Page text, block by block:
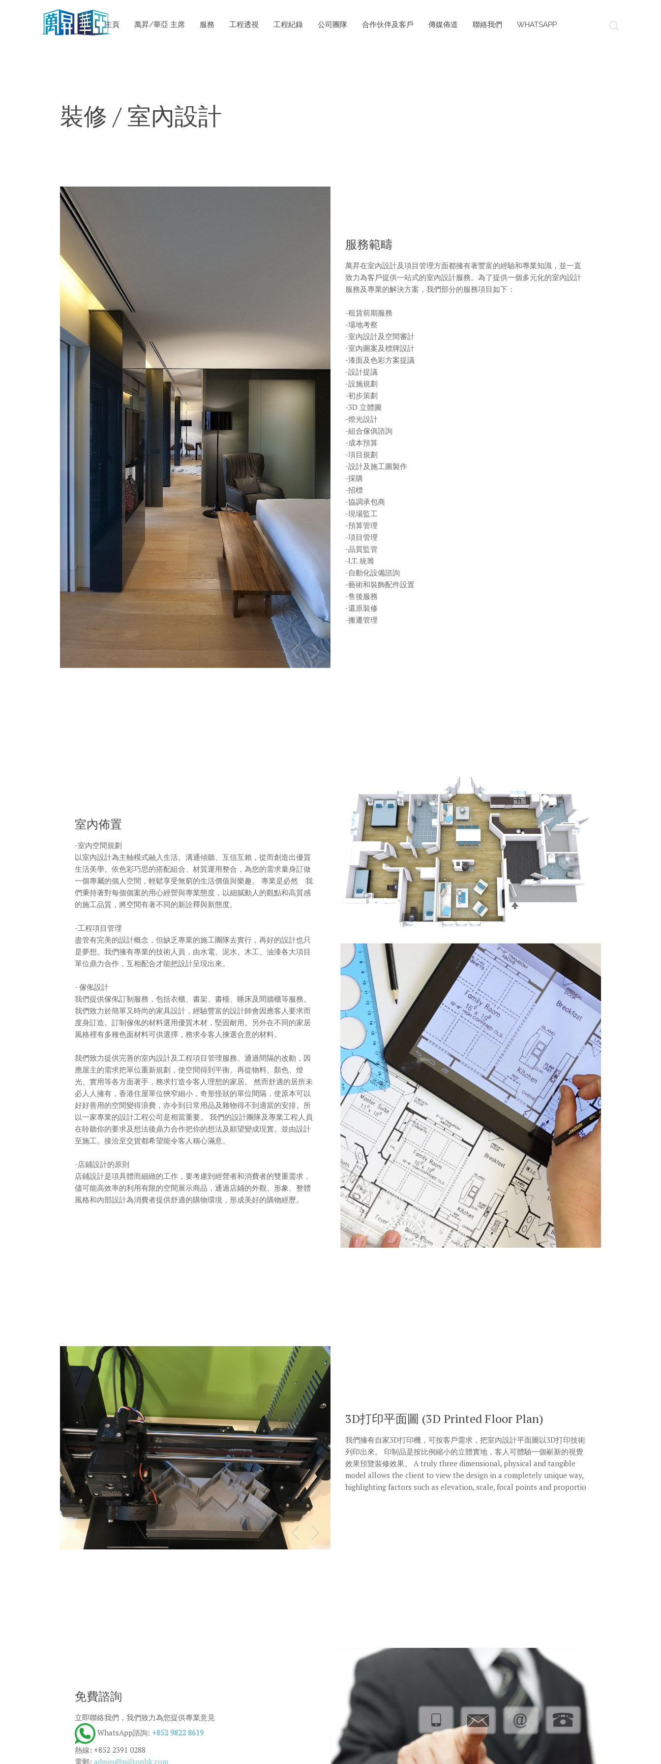
主頁 萬昇/華亞 主席 服務 工程透視 工程紀錄 公司團隊 合作伙伴及客戶 傳媒佈道 聯絡我們 WHATSAPP
裝修 / 室內設計
服務範疇
萬昇在室內設計及項目管理方面都擁有著豐富的經驗和專業知識，並一直
致力為客戶提供一站式的室內設計服務。為了提供一個多元化的室內設計
服務及專業的解決方案，我們部分的服務項目如下：
-租賃前期服務
-場地考察
-室內設計及空間審計
-室內圖案及標牌設計
-漆面及色彩方案提議
-設計提議
-設施規劃
-初步策劃
-3D 立體圖
-燈光設計
-組合傢俱諮詢
-成本預算
-項目規劃
-設計及施工圖製作
-採購
-招標
-協調承包商
-現場監工
-預算管理
-項目管理
-品質監管
-I.T. 統籌
-自動化設備諮詢
-藝術和裝飾配件設置
-售後服務
-還原裝修
-搬遷管理
室內佈置
-室內空間規劃
以室內設計為主軸模式融入生活。溝通傾聽、互信互賴，從而創造出優質
生活美學。依色彩巧思的搭配組合、材質運用整合，為您的需求量身訂做
一個專屬的個人空間，輕鬆享受無窮的生活價值與樂趣。 專業是必然 我
們秉持著對每個個案的用心經營與專業態度，以細膩動人的觀點和高質感
的施工品質，將空間有著不同的新詮釋與新態度。
-工程項目管理
盡管有完美的設計概念，但缺乏專業的施工團隊去實行，再好的設計也只
是夢想。我們擁有專業的技術人員，由水電、泥水、木工、油漆各大項目
單位鼎力合作，互相配合才能把設計呈現出來。
- 傢俬設計
我們提供傢俬訂制服務，包括衣櫃、書架、書檯、睡床及間牆櫃等服務。
我們致力於簡單又時尚的家具設計，經驗豐富的設計師會因應客人要求而
度身訂造。訂制傢俬的材料選用優質木材，堅固耐用。另外在不同的家居
風格裡有多種色面材料可供選擇，務求令客人揀選合意的材料。
我們致力提供完善的室內設計及工程項目管理服務。通過間隔的改動，因
應屋主的需求把單位重新規劃，使空間得到平衡。再從物料、顏色、燈
光、實用等各方面著手，務求打造令客人理想的家居。 然而舒適的居所未
必人人擁有，香港住屋單位狹窄細小，奇形怪狀的單位間隔，使原本可以
好好善用的空間變得浪費，亦令到日常用品及雜物得不到適當的安排。所
以一家專業的設計工程公司是相當重要。 我們的設計團隊及專業工程人員
在聆聽你的要求及想法後鼎力合作把你的想法及願望變成現實。並由設計
至施工。接洽至交貨都希望能令客人稱心滿意。
-店鋪設計的原則
店鋪設計是項具體而細緻的工作，要考慮到經營者和消費者的雙重需求，
儘可能高效率的利用有限的空間展示商品，通過店鋪的外觀、形象、整體
風格和內部設計為消費者提供舒適的購物環境，形成美好的購物經歷。
3D打印平面圖 (3D Printed Floor Plan)
我們擁有自家3D打印機，可按客戶需求，把室內設計平面圖以3D打印技術
列印出來。 印制品是按比例縮小的立體實地，客人可體驗一個嶄新的視覺
效果預覽裝修效果。 A truly three dimensional, physical and tangible
model allows the client to view the design in a completely unique way,
highlighting factors such as elevation, scale, focal points and proportio
免費諮詢
立即聯絡我們，我們致力為您提供專業意見
WhatsApp諮詢: +852 9822 8619
熱線: +852 2391 0288
電郵: admin@miltonhk.com